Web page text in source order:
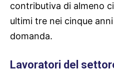
contributiva di almeno
ultimi tre nei cinque
domanda.
Lavoratori del